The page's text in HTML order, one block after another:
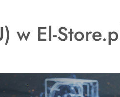
w El-